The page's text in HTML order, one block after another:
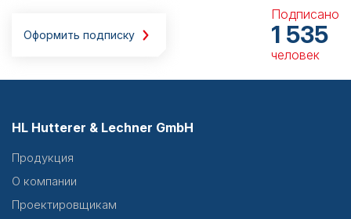
Оформить подписку
Подписано
1 535
человек
HL Hutterer & Lechner GmbH
Продукция
О компании
Проектировщикам